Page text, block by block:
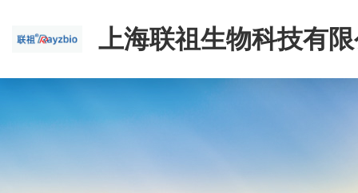
上海联祖生物科技有